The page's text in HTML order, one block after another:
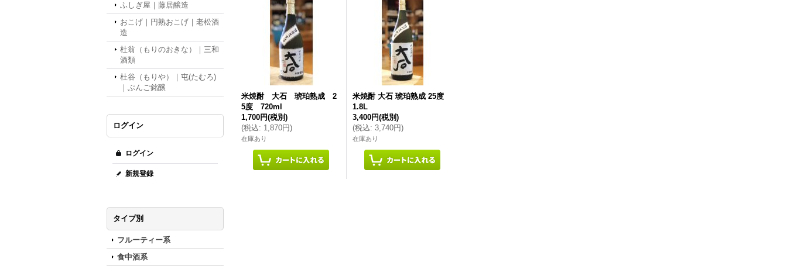
ふしぎ屋｜藤居醸造
おこげ｜円熟おこげ｜老松酒
造
杜翁（もりのおきな）｜三和
酒類
杜谷（もりや）｜屯(たむろ)
｜ぶんご銘醸
ログイン
ログイン
新規登録
タイプ別
フルーティー系
食中酒系
米焼酎 大石 琥珀熟成 2
5度 720ml
1,700円(税別)
(税込: 1,870円)
在庫あり
米焼酎 大石 琥珀熟成 25度
1.8L
3,400円(税別)
(税込: 3,740円)
在庫あり